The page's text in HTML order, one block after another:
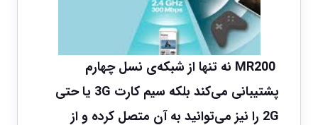
MR200 نه تنها از شبکه‌ی نسل چهارم
پشتیبانی می‌کند بلکه سیم کارت 3G یا حتی
2G را نیز می‌توانید به آن متصل کرده و از